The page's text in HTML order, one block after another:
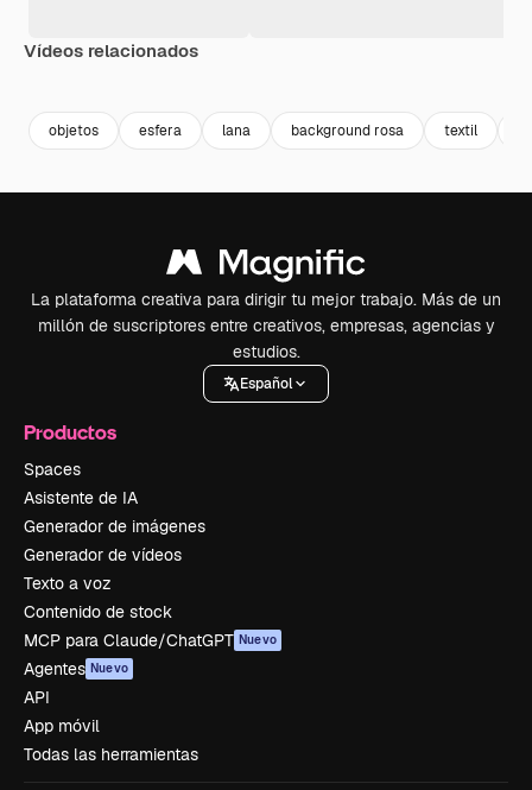
Vídeos relacionados
objetos esfera lana background rosa textil
La plataforma creativa para dirigir tu mejor trabajo. Más de un
millón de suscriptores entre creativos, empresas, agencias y
estudios.
Español
Productos
Spaces
Asistente de IA
Generador de imágenes
Generador de vídeos
Texto a voz
Contenido de stock
MCP para Claude/ChatGPT Nuevo
Agentes Nuevo
API
App móvil
Todas las herramientas